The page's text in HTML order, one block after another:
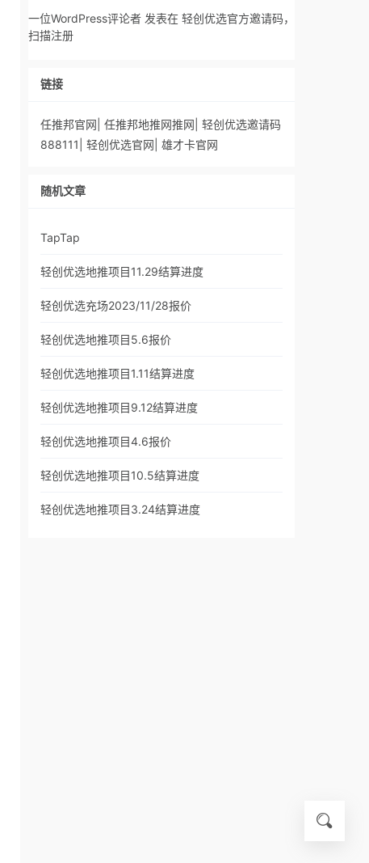
一位WordPress评论者 发表在 轻创优选官方邀请码，
扫描注册
链接
任推邦官网 任推邦地推网推网 轻创优选邀请码
888111
轻创优选官网 雄才卡官网
随机文章
TapTap
轻创优选地推项目11.29结算进度
轻创优选充场2023/11/28报价
轻创优选地推项目5.6报价
轻创优选地推项目1.11结算进度
轻创优选地推项目9.12结算进度
轻创优选地推项目4.6报价
轻创优选地推项目10.5结算进度
轻创优选地推项目3.24结算进度